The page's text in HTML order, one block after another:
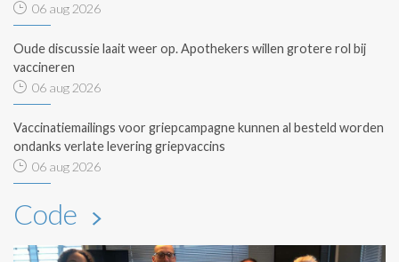
06 aug 2026
Oude discussie laait weer op. Apothekers willen grotere rol bij
vaccineren
06 aug 2026
Vaccinatiemailings voor griepcampagne kunnen al besteld worden
ondanks verlate levering griepvaccins
06 aug 2026
Code